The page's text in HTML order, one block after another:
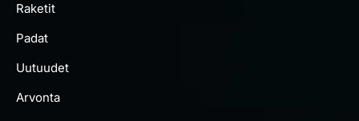
Raketit
Padat
Uutuudet
Arvonta